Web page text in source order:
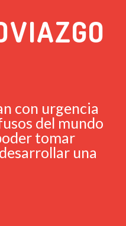
con urgencia
del mundo
tomar
una